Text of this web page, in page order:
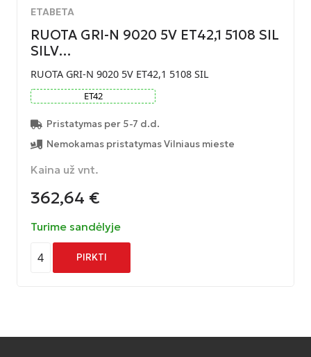
ETABETA
RUOTA GRI-N 9020 5V ET42,1 5108 SIL
SILV…
RUOTA GRI-N 9020 5V ET42,1 5108 SIL
ET42
Pristatymas per 5-7 d.d.
Nemokamas pristatymas Vilniaus mieste
Kaina už vnt.
362,64 €
Turime sandėlyje
4 PIRKTI